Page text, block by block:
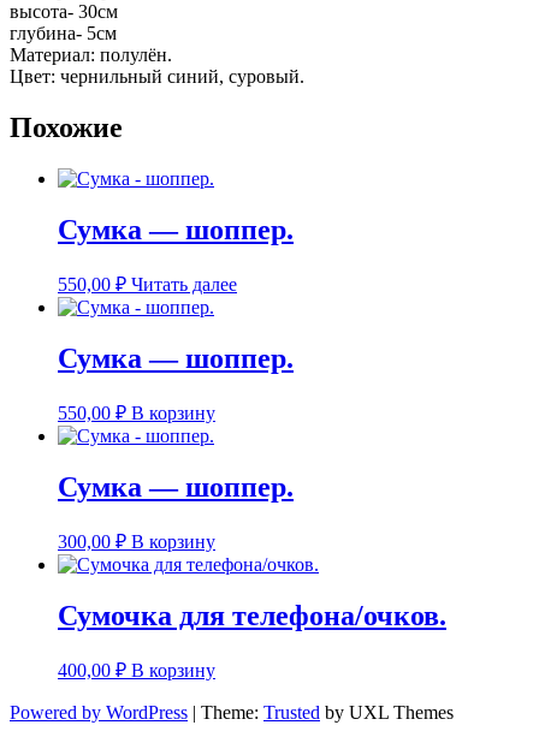
высота- 30см
глубина- 5см
Материал: полулён.
Цвет: чернильный синий, суровый.
Похожие
Сумка — шоппер.
550,00 ₽ Читать далее
Сумка — шоппер.
550,00 ₽ В корзину
Сумка — шоппер.
300,00 ₽ В корзину
Сумочка для телефона/очков.
400,00 ₽ В корзину
Powered by WordPress | Theme: Trusted by UXL Themes